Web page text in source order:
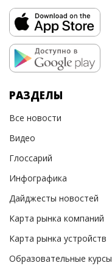
РАЗДЕЛЫ
Все новости
Видео
Глоссарий
Инфографика
Дайджесты новостей
Карта рынка компаний
Карта рынка устройств
Образовательные курсы